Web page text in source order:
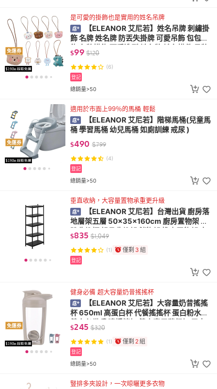
免運券
是可愛的掛飾也是實用的姓名吊牌
【ELEANOR 艾尼若】姓名吊牌 刺繡掛
飾 名牌 姓名牌 防丟失掛牌 可愛吊飾 包包吊
飾 名牌掛飾 可愛造型 姓名牌 姓名掛件 吊牌
$99 $120
(6)
總銷量>50
登記
免運券
適用於市面上99％的馬桶 輕鬆
【ELEANOR 艾尼若】階梯馬桶(兒童馬
桶 學習馬桶 幼兒馬桶 如廁訓練 戒尿 )
$490 $799
(4)
總銷量>50
登記
垂直收納，大容量置物承重更升級
【ELEANOR 艾尼若】台灣出貨 廚房落
地層架五層 50×35×160cm 廚房置物架 縫
隙收納櫃 鍋具收納架 儲物架 推車置物架 廚
房電器櫃
$835 $1,049
(1) 僅剩 3 組
登記
免運券
健身必備 超大容量奶昔搖搖杯
【ELEANOR 艾尼若】大容量奶昔搖搖
杯 650ml 高蛋白杯 代餐搖搖杯 蛋白粉水壺
健身必備 乳清攪拌杯 健身專用隨行杯 雪克
杯 運動水壺
$245 $320
(1) 僅剩 2組
總銷量>50
登記
豎排多夾設計，一次晾曬更多衣物